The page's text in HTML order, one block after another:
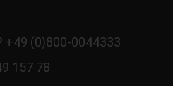
+49 (0)800-0044333
157 78